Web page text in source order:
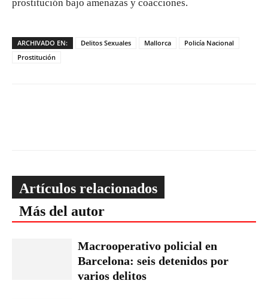
prostitución bajo amenazas y coacciones.
ARCHIVADO EN: Delitos Sexuales Mallorca
Policía Nacional
Prostitución
Artículos relacionados
Más del autor
Macrooperativo policial en
Barcelona: seis detenidos por
varios delitos